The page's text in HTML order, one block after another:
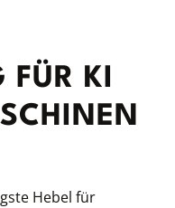
FÜR KI
Hebel für